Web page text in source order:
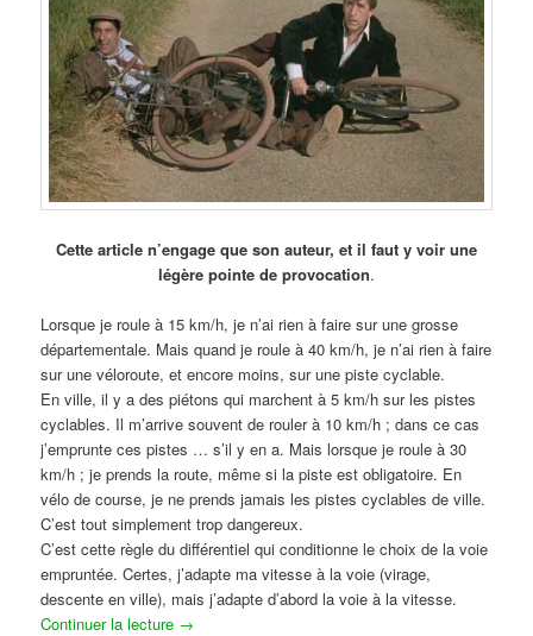
Cette article n’engage que son auteur, et il faut y voir une
légère pointe de provocation.
Lorsque je roule à 15 km/h, je n’ai rien à faire sur une grosse
départementale. Mais quand je roule à 40 km/h, je n’ai rien à faire
sur une véloroute, et encore moins, sur une piste cyclable.
En ville, il y a des piétons qui marchent à 5 km/h sur les pistes
cyclables. Il m’arrive souvent de rouler à 10 km/h ; dans ce cas
j’emprunte ces pistes … s’il y en a. Mais lorsque je roule à 30
km/h ; je prends la route, même si la piste est obligatoire. En
vélo de course, je ne prends jamais les pistes cyclables de ville.
C’est tout simplement trop dangereux.
C’est cette règle du différentiel qui conditionne le choix de la voie
empruntée. Certes, j’adapte ma vitesse à la voie (virage,
descente en ville), mais j’adapte d’abord la voie à la vitesse.
Continuer la lecture →